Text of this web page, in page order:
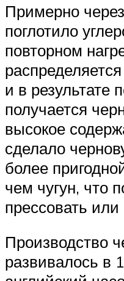
Примерно
поглотило
повторном
и в результате
получается
высокое
сделало
более
чем чугун, что
прессовать
Производство
развивалось в